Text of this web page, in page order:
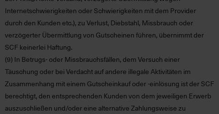
Internetschwierigkeiten oder Schwierigkeiten mit dem Provider
durch den Kunden etc.), zu Verlust, Diebstahl, Missbrauch oder
verzögerter Übermittlung von Gutscheinen führen, übernimmt der
SCF keinerlei Haftung.
(9) In Betrugs- oder Missbrauchsfällen, dem Versuch einer
Täuschung oder bei Verdacht auf andere illegale Aktivitäten im
Zusammenhang mit einem Gutscheinkauf oder -einlösung ist der SCF
berechtigt, den entsprechenden Kunden von dem jeweiligen Erwerb
auszuschließen und/oder eine alternative Zahlungsweise zu